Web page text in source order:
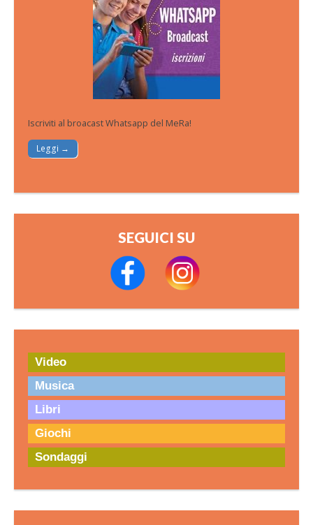
Iscriviti al broacast Whatsapp del MeRa!
Leggi →
SEGUICI SU
Video
Musica
Libri
Giochi
Sondaggi